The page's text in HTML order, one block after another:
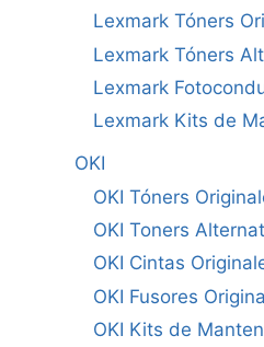
Lexmark Tóners
Lexmark Tóners
Lexmark
Lexmark Kits de
OKI
OKI Tóners
OKI Toners
OKI Cintas
OKI Fusores
OKI Kits de